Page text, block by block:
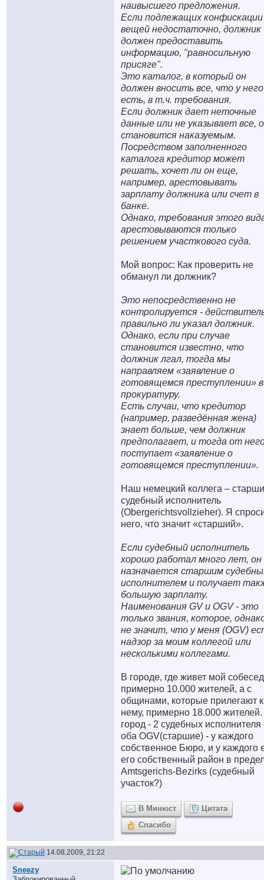
наивысшего предложения.
Если подлежащих конфискации
вещей недостаточно, должник
должен предоставить
информацию, "равносильную
присяге".
Это каталог, в который он
должен вносить все, что у него
есть, в т.ч. требования.
Если должник дает неточные
данные или не указывает все,
становится наказуемым.
Посредством заполненного
каталога кредитор может
решать, хочет ли он еще,
например, арестовывать
зарплату должника или счет в
банке.
Однако, требования этого
арестовываются только
решением участкового суда.
Мой вопрос: Как проверить не
обманул ли должник?
Это непосредственно не
контролируется -
правильно ли указал должник.
Однако, если при случае
становится известно, что
должник лгал, тогда мы
направляем «заявление о
готовящемся преступлении» в
прокуратуру.
Есть случаи, что кредитор
(например, разведённая жена)
знает больше, чем должник
предполагает, и тогда от
поступает «заявление о
готовящемся преступлении».
Наш немецкий коллега –
судебный исполнитель
(Obergerichtsvollzieher). Я
него, что значит «старший».
Если судебный исполнитель
хорошо работал много лет, он
назначается старшим
исполнителем и получает
большую зарплату.
Наименования GV и OGV - это
только звания, которое,
не значит, что у меня (OGV)
надзор за моим коллегой или
несколькими коллегами.
В городе, где живет мой
примерно 10.000 жителей, а с
общинами, которые прилегают к
нему, примерно 18.000
город - 2 судебных исполнителя
оба OGV(старшие) - у каждого
собственное Бюро, и у каждого
его собственный район в
Amtsgerichs-Bezirks (судебный
участок?)
В Минюст
Цитата
Спасибо
14.08.2009, 21:22
Sneezy